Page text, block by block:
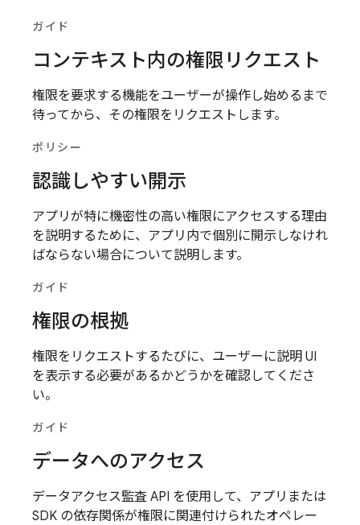
ガイド
コンテキスト内の権限リクエスト
権限を要求する機能をユーザーが操作し始めるまで
待ってから、その権限をリクエストします。
ポリシー
認識しやすい開示
アプリが特に機密性の高い権限にアクセスする理由
を説明するために、アプリ内で個別に開示しなけれ
ばならない場合について説明します。
ガイド
権限の根拠
権限をリクエストするたびに、ユーザーに説明 UI
を表示する必要があるかどうかを確認してくださ
い。
ガイド
データへのアクセス
データアクセス監査 API を使用して、アプリまたは
SDK の依存関係が権限に関連付けられたオペレー